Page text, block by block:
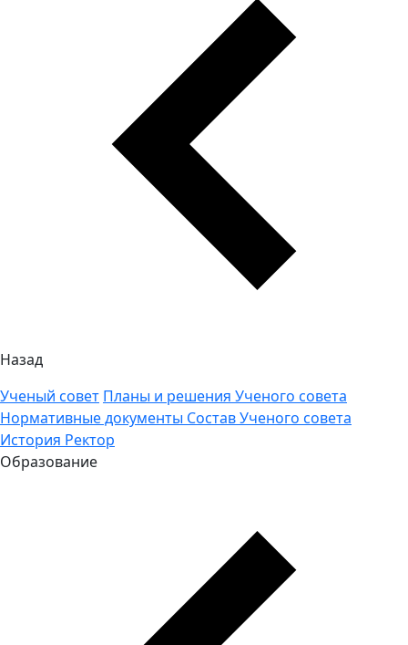
Назад
Ученый совет Планы и решения Ученого совета
Нормативные документы Состав Ученого совета
История Ректор
Образование